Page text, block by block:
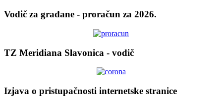
Vodič za građane - proračun za 2026.
TZ Meridiana Slavonica - vodič
Izjava o pristupačnosti internetske stranice